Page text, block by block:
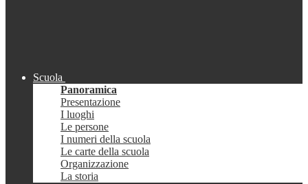
Scuola
Panoramica
Presentazione
I luoghi
Le persone
I numeri della scuola
Le carte della scuola
Organizzazione
La storia